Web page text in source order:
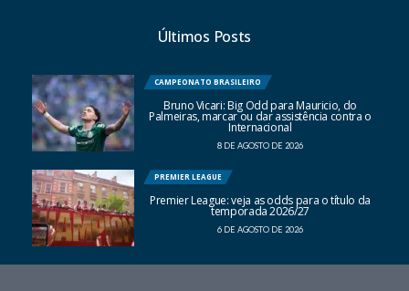
Últimos Posts
CAMPEONATO BRASILEIRO
Bruno Vicari: Big Odd para Mauricio, do
Palmeiras, marcar ou dar assistência contra o
Internacional
8 DE AGOSTO DE 2026
PREMIER LEAGUE
Premier League: veja as odds para o título da
temporada 2026/27
6 DE AGOSTO DE 2026